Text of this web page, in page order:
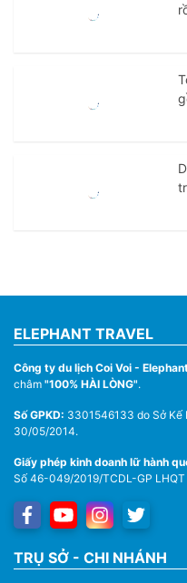
ELEPHANT TRAVEL
Công ty du lịch Coi Voi -
châm "100% HÀI LÒNG".
Số GPKD: 3301546133 do Sở Kế
30/05/2014.
Giấy phép kinh doanh lữ hành
Số 46-049/2019/TCDL-GP LHQT
TRỤ SỞ - CHI NHÁNH